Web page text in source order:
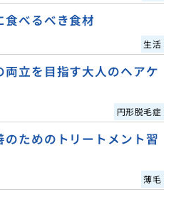
食べるべき食材
生活
立を目指す大人のヘアケ
円形脱毛症
のためのトリートメント習
薄毛